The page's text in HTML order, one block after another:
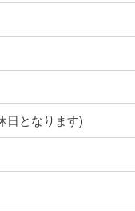
日となります)